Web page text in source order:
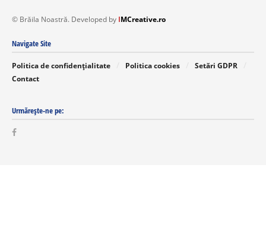
© Brăila Noastră. Developed by IMCreative.ro
Navigate Site
Politica de confidențialitate Politica cookies
Setări GDPR
Contact
Urmărește-ne pe: